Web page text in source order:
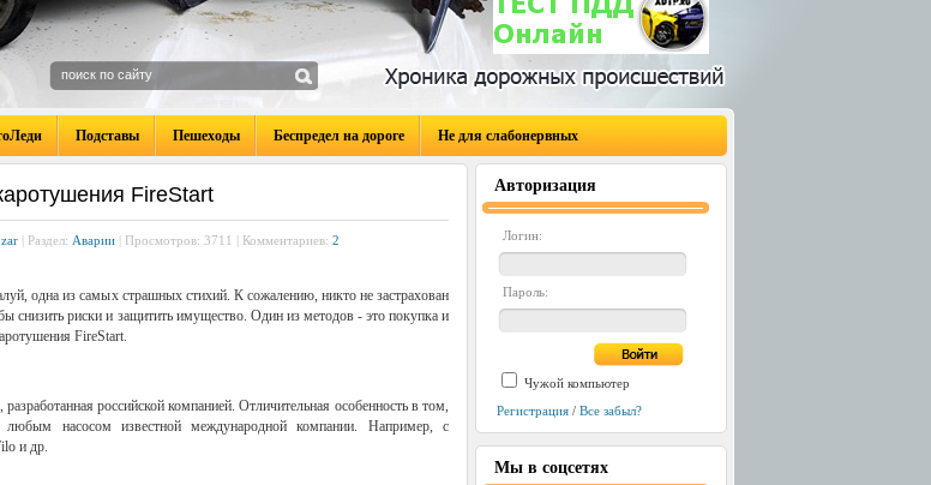
Подставы Пешеходы Беспредел на дороге Не для слабонервных
FireStart
| Раздел: Аварии | Просмотров: 3711 | Комментариев: 2
одна из самых страшных стихий. К сожалению, никто не застрахован
снизить риски и защитить имущество. Один из методов - это покупка и
FireStart.
российской компанией. Отличительная особенность в том,
любым насосом известной международной компании. Например, с
и др.
Авторизация
Логин:
Пароль:
Чужой компьютер
Регистрация / Все забыл?
Мы в соцсетях